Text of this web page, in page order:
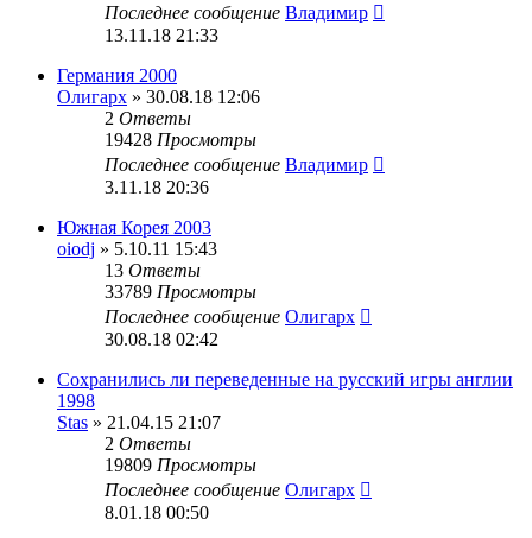
Последнее сообщение Владимир
13.11.18 21:33
Германия 2000
Олигарх » 30.08.18 12:06
2 Ответы
19428 Просмотры
Последнее сообщение Владимир
3.11.18 20:36
Южная Корея 2003
oiodj » 5.10.11 15:43
13 Ответы
33789 Просмотры
Последнее сообщение Олигарх
30.08.18 02:42
Сохранились ли переведенные на русский игры англии
1998
Stas » 21.04.15 21:07
2 Ответы
19809 Просмотры
Последнее сообщение Олигарх
8.01.18 00:50